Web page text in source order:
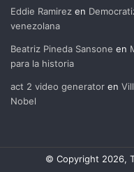
Eddie Ramirez en
venezolana
Beatriz Pineda Sansone en
para la historia
act 2 video generator en
Nobel
© Copyright 2026,